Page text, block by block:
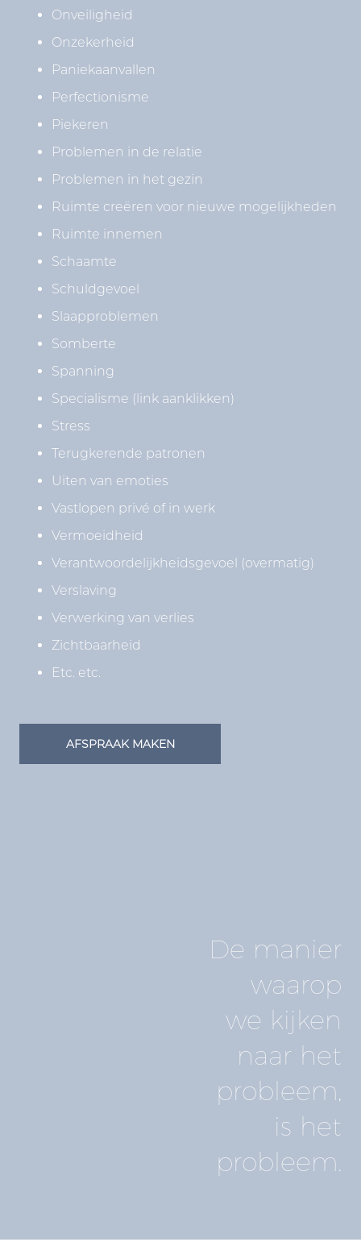
Onveiligheid
Onzekerheid
Paniekaanvallen
Perfectionisme
Piekeren
Problemen in de relatie
Problemen in het gezin
Ruimte creëren voor nieuwe mogelijkheden
Ruimte innemen
Schaamte
Schuldgevoel
Slaapproblemen
Somberte
Spanning
Specialisme (link aanklikken)
Stress
Terugkerende patronen
Uiten van emoties
Vastlopen privé of in werk
Vermoeidheid
Verantwoordelijkheidsgevoel (overmatig)
Verslaving
Verwerking van verlies
Zichtbaarheid
Etc. etc.
AFSPRAAK MAKEN
De manier
waarop
we kijken
naar het
probleem,
is het
probleem.